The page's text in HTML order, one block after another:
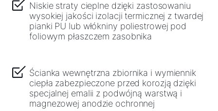
Niskie straty cieplne dzięki zastosowaniu
wysokiej jakości izolacji termicznej z twardej
pianki PU lub włókniny poliestrowej pod
foliowym płaszczem zasobnika
Ścianka wewnętrzna zbiornika i wymiennik
ciepła zabezpieczone przed korozją dzięki
specjalnej emalii z podwójną warstwą i
magnezowej anodzie ochronnej
Zapisz się na szkolenie!
Sekcja pobierania
Service App